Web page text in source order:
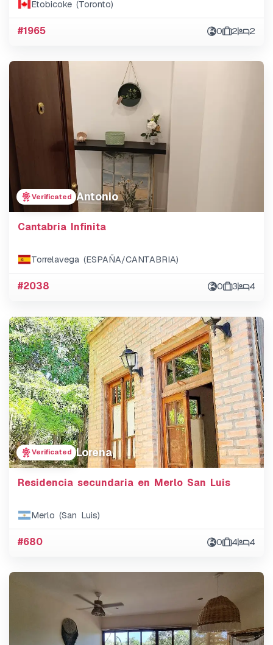
Etobicoke (Toronto)
#1965 0 2 2
Verificated Antonio
Cantabria Infinita
Torrelavega (ESPAÑA/CANTABRIA)
#2038 0 3 4
Verificated Lorena
Residencia secundaria en Merlo San Luis
Merlo (San Luis)
#680 0 4 4